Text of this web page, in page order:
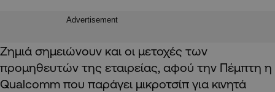
Advertisement
Ζημιά σημειώνουν και οι μετοχές των
προμηθευτών της εταιρείας, αφού την Πέμπτη η
Qualcomm που παράγει μικροτσίπ για κινητά